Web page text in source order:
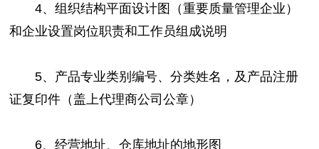
4、组织结构平面设计图（重要质量管理企业）
和企业设置岗位职责和工作员组成说明
5、产品专业类别编号、分类姓名，及产品注册
证复印件（盖上代理商公司公章）
6、经营地址、仓库地址的地形图